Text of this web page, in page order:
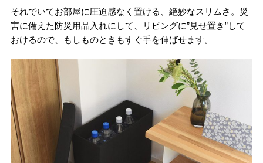
それでいてお部屋に圧迫感なく置ける、絶妙なスリムさ。災
害に備えた防災用品入れにして、リビングに”見せ置き”して
おけるので、もしものときもすぐ手を伸ばせます。